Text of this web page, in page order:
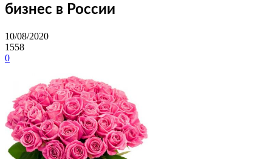
бизнес в России
10/08/2020
1558
0